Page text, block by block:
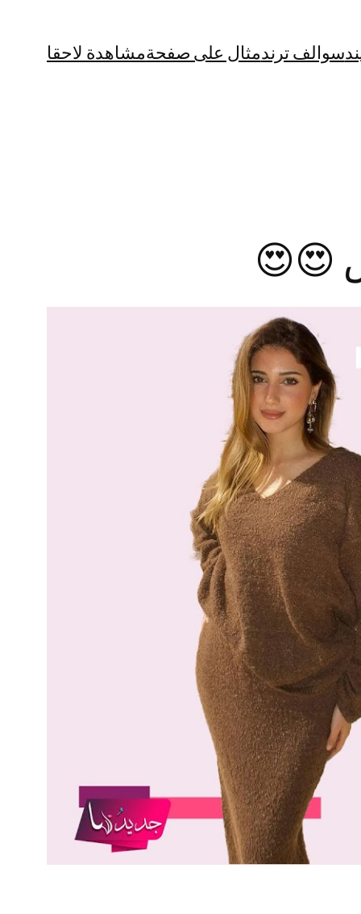
سوالف ترندمثال على صفحةمشاهدة لاحقا
😍😍